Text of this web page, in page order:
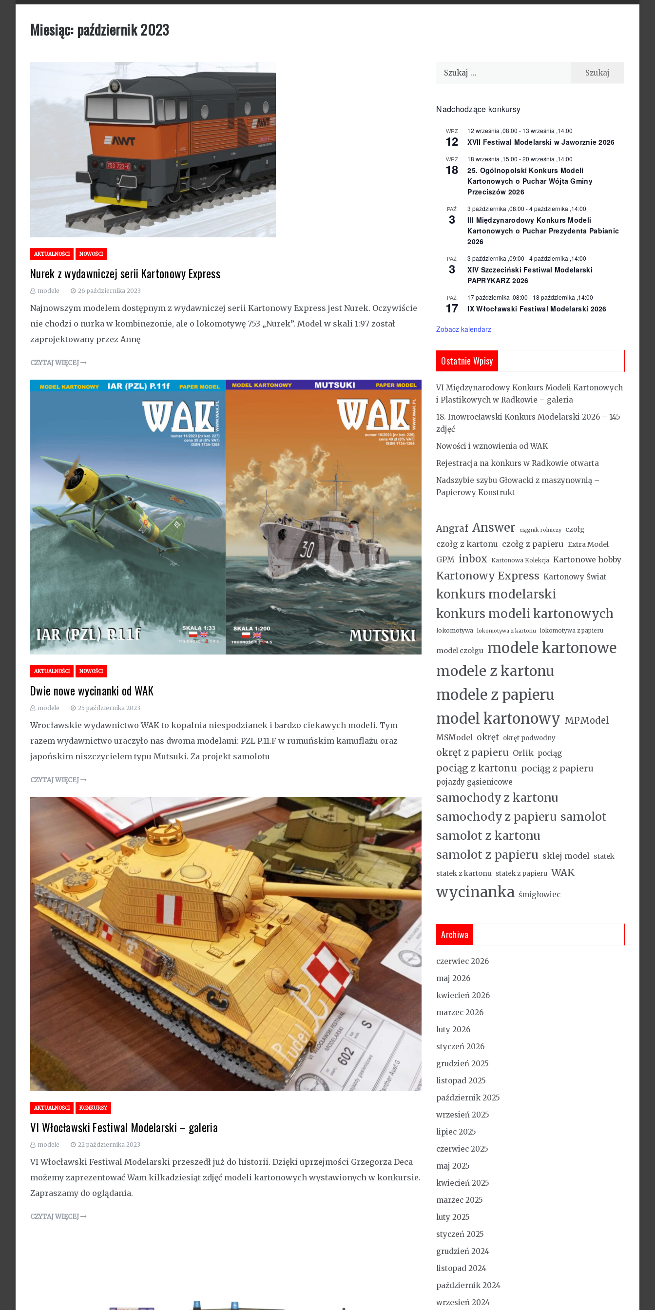
Miesiąc: październik 2023
AKTUALNOŚCI NOWOŚCI
Nurek z wydawniczej serii Kartonowy Express
modele 26 października 2023
Najnowszym modelem dostępnym z wydawniczej serii Kartonowy Express jest Nurek. Oczywiście
nie chodzi o nurka w kombinezonie, ale o lokomotywę 753 „Nurek”. Model w skali 1:97 został
zaprojektowany przez Annę
CZYTAJ WIĘCEJ
AKTUALNOŚCI NOWOŚCI
Dwie nowe wycinanki od WAK
modele 25 października 2023
Wrocławskie wydawnictwo WAK to kopalnia niespodzianek i bardzo ciekawych modeli. Tym
razem wydawnictwo uraczyło nas dwoma modelami: PZL P.11.F w rumuńskim kamuflażu oraz
japońskim niszczycielem typu Mutsuki. Za projekt samolotu
CZYTAJ WIĘCEJ
AKTUALNOŚCI KONKURSY
VI Włocławski Festiwal Modelarski – galeria
modele 22 października 2023
VI Włocławski Festiwal Modelarski przeszedł już do historii. Dzięki uprzejmości Grzegorza Deca
możemy zaprezentować Wam kilkadziesiąt zdjęć modeli kartonowych wystawionych w konkursie.
Zapraszamy do oglądania.
CZYTAJ WIĘCEJ
Szukaj:
Nadchodzące konkursy
WRZ
12
12 września ,08:00 - 13 września ,14:00
XVII Festiwal Modelarski w Jaworznie 2026
WRZ
18
18 września ,15:00 -20 września ,14:00
25. Ogólnopolski Konkurs Modeli
Kartonowych o Puchar Wójta Gminy
Przeciszów 2026
PAŹ
3
3 października ,08:00 -4 października ,14:00
III Międzynarodowy Konkurs Modeli
Kartonowych o Puchar Prezydenta Pabianic
2026
PAŹ
3
3 października ,09:00 -4 października ,14:00
XIV Szczeciński Festiwal Modelarski
PAPRYKARZ 2026
PAŹ
17
17 października ,08:00 - 18 października ,14:00
IX Włocławski Festiwal Modelarski 2026
Zobacz kalendarz
Ostatnie Wpisy
VI Międzynarodowy Konkurs Modeli Kartonowych
i Plastikowych w Radkowie – galeria
18. Inowrocławski Konkurs Modelarski 2026 – 145
zdjęć
Nowości i wznowienia od WAK
Rejestracja na konkurs w Radkowie otwarta
Nadszybie szybu Głowacki z maszynownią –
Papierowy Konstrukt
Angraf Answer ciągnik rolniczy czołg
czołg z kartonu czołg z papieru Extra Model
GPM inbox Kartonowa Kolekcja Kartonowe hobby
Kartonowy Express Kartonowy Świat
konkurs modelarski
konkurs modeli kartonowych
lokomotywa lokomotywa z kartonu lokomotywa z papieru
model czołgu modele kartonowe
modele z kartonu
modele z papieru
model kartonowy MPModel
MSModel okręt okręt podwodny
okręt z papieru Orlik pociąg
pociąg z kartonu pociąg z papieru
pojazdy gąsienicowe
samochody z kartonu
samochody z papieru samolot
samolot z kartonu
samolot z papieru sklej model
statek
statek z kartonu statek z papieru WAK
wycinanka śmigłowiec
Archiwa
czerwiec 2026
maj 2026
kwiecień 2026
marzec 2026
luty 2026
styczeń 2026
grudzień 2025
listopad 2025
październik 2025
wrzesień 2025
lipiec 2025
czerwiec 2025
maj 2025
kwiecień 2025
marzec 2025
luty 2025
styczeń 2025
grudzień 2024
listopad 2024
październik 2024
wrzesień 2024